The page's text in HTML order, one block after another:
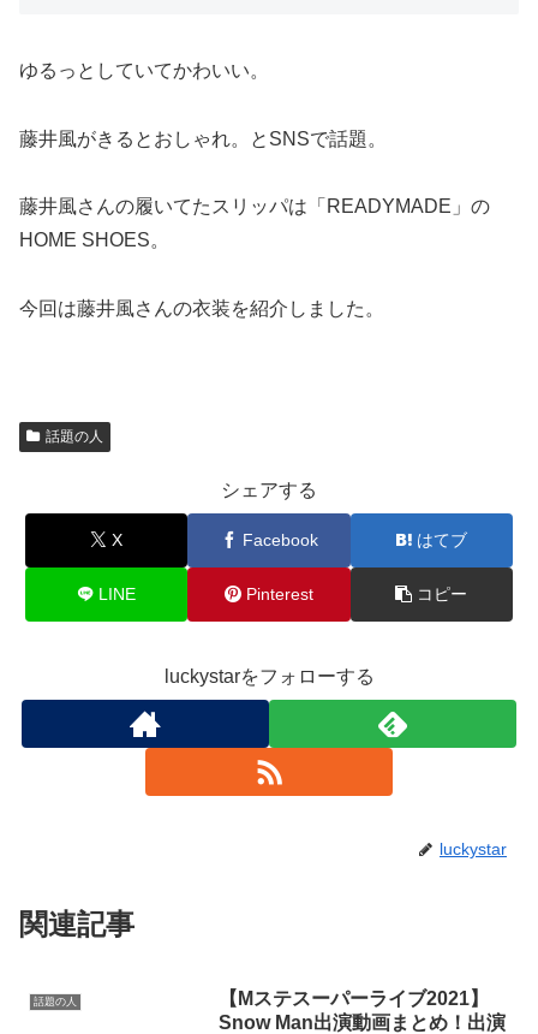
ゆるっとしていてかわいい。
藤井風がきるとおしゃれ。とSNSで話題。
藤井風さんの履いてたスリッパは「READYMADE」の
HOME SHOES。
今回は藤井風さんの衣装を紹介しました。
話題の人
シェアする
X Facebook はてブ
LINE Pinterest コピー
luckystarをフォローする
luckystar
関連記事
話題の人
【Mステスーパーライブ2021】
Snow Man出演動画まとめ！出演